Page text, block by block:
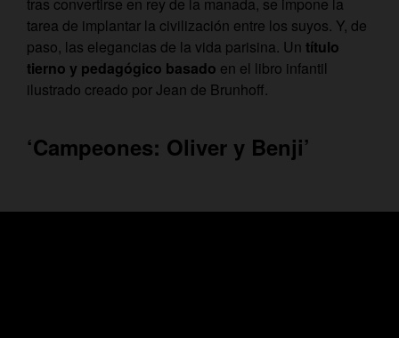
tras convertirse en rey de la manada, se impone la
tarea de implantar la civilización entre los suyos. Y, de
paso, las elegancias de la vida parisina. Un título
tierno y pedagógico basado en el libro infantil
ilustrado creado por Jean de Brunhoff.
‘Campeones: Oliver y Benji’